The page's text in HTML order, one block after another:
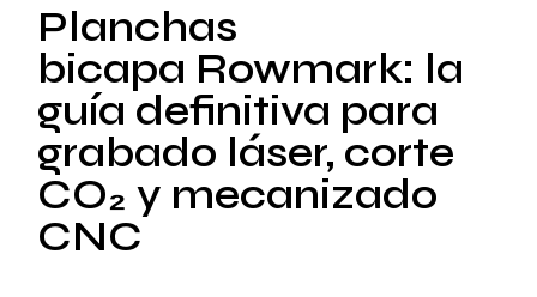
Planchas
bicapa Rowmark: la
guía definitiva para
grabado láser, corte
CO₂ y mecanizado
CNC